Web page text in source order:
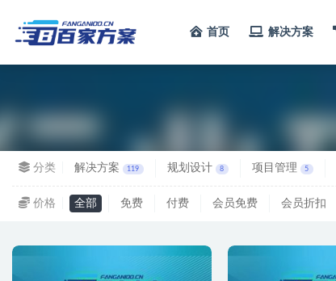
首页 解决方案
分类 解决方案 119 规划设计 8 项目管理 5
价格 全部 免费 付费 会员免费 会员折扣